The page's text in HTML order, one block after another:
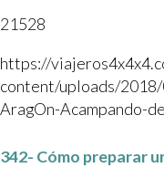
21528
https://
content/uploads/
AragOn-Acampando-
342- Cómo preparar